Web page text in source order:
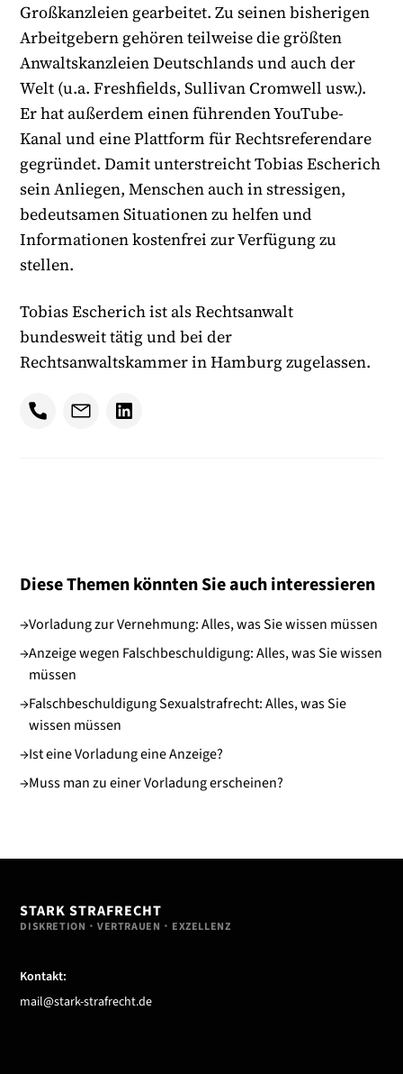
Großkanzleien gearbeitet. Zu seinen bisherigen
Arbeitgebern gehören teilweise die größten
Anwaltskanzleien Deutschlands und auch der
Welt (u.a. Freshfields, Sullivan Cromwell usw.).
Er hat außerdem einen führenden YouTube-
Kanal und eine Plattform für Rechtsreferendare
gegründet. Damit unterstreicht Tobias Escherich
sein Anliegen, Menschen auch in stressigen,
bedeutsamen Situationen zu helfen und
Informationen kostenfrei zur Verfügung zu
stellen.
Tobias Escherich ist als Rechtsanwalt
bundesweit tätig und bei der
Rechtsanwaltskammer in Hamburg zugelassen.
Diese Themen könnten Sie auch interessieren
→Vorladung zur Vernehmung: Alles, was Sie wissen müssen
→Anzeige wegen Falschbeschuldigung: Alles, was Sie wissen
müssen
→Falschbeschuldigung Sexualstrafrecht: Alles, was Sie
wissen müssen
→Ist eine Vorladung eine Anzeige?
→Muss man zu einer Vorladung erscheinen?
STARK STRAFRECHT
DISKRETION・VERTRAUEN・EXZELLENZ
Kontakt:
mail@stark-strafrecht.de